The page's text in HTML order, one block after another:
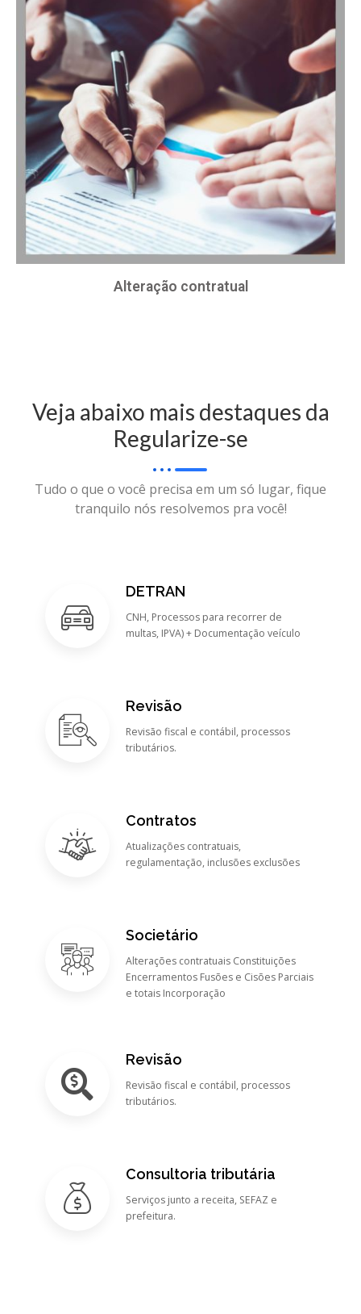
Alteração contratual
Veja abaixo mais destaques da
Regularize-se
Tudo o que o você precisa em um só lugar, fique
tranquilo nós resolvemos pra você!
DETRAN
CNH, Processos para recorrer de
multas, IPVA) + Documentação veículo
Revisão
Revisão fiscal e contábil, processos
tributários.
Contratos
Atualizações contratuais,
regulamentação, inclusões exclusões
Societário
Alterações contratuais Constituições
Encerramentos Fusões e Cisões Parciais
e totais Incorporação
Revisão
Revisão fiscal e contábil, processos
tributários.
Consultoria tributária
Serviços junto a receita, SEFAZ e
prefeitura.